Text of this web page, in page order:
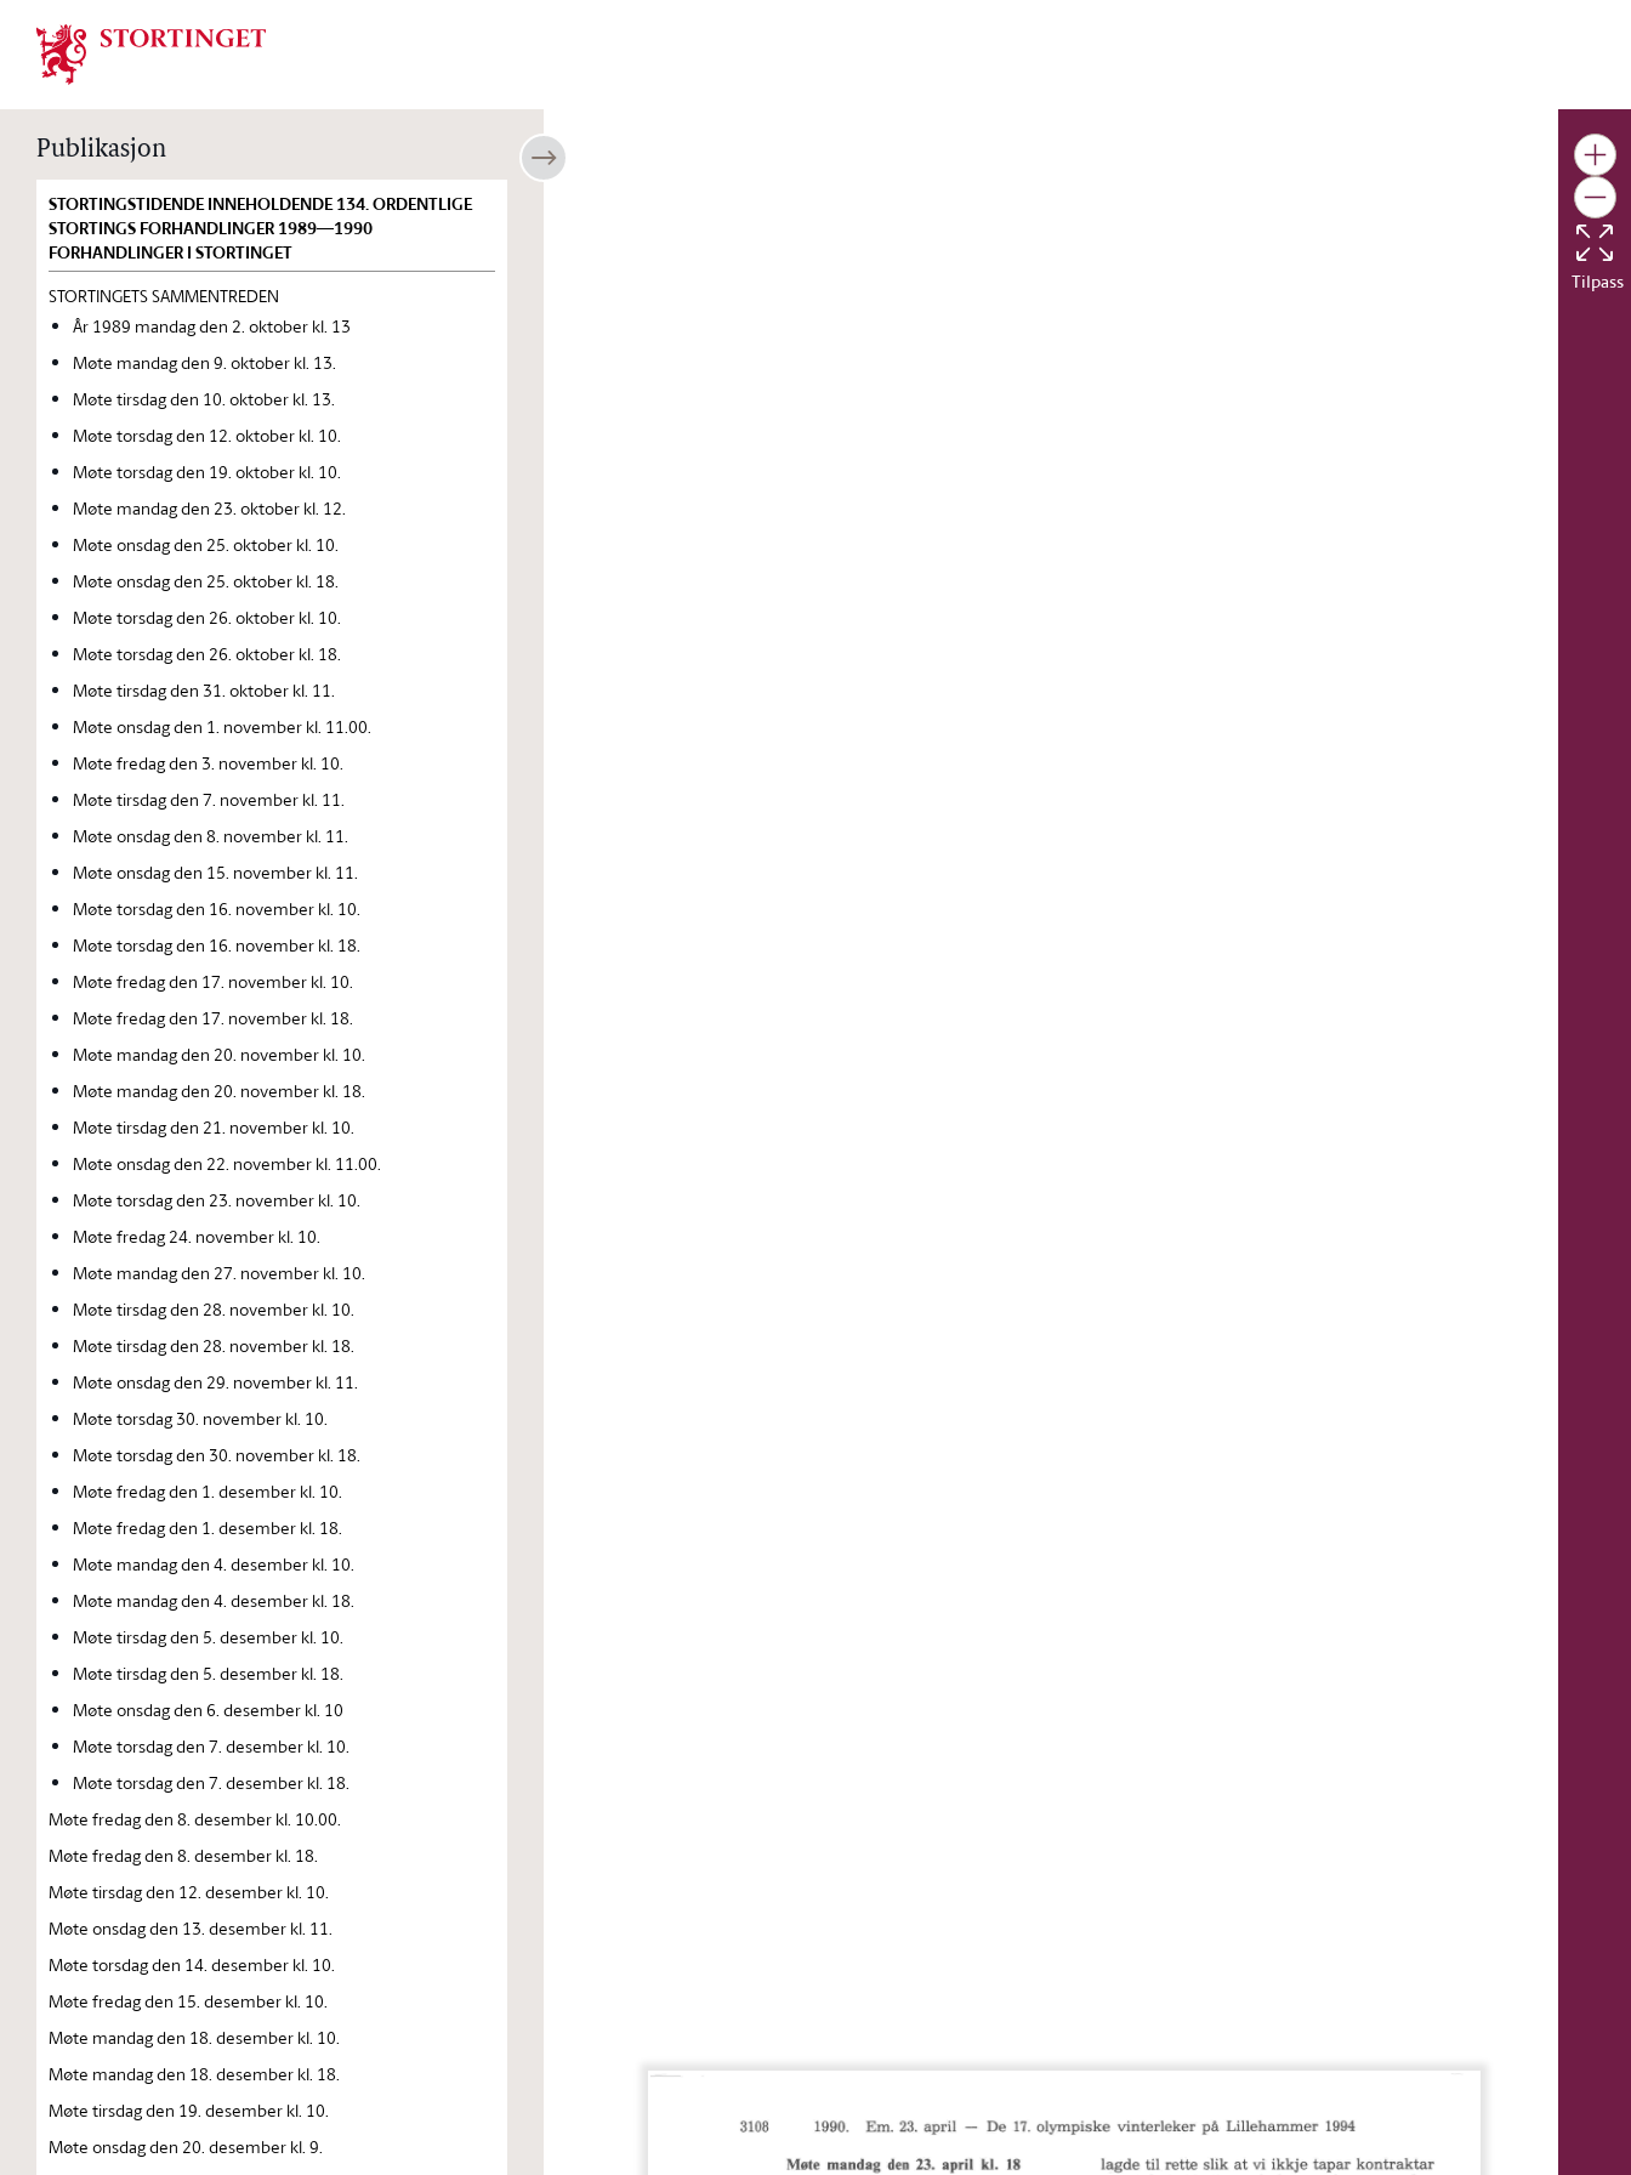
Stortinget.no
Publikasjon
STORTINGSTIDENDE INNEHOLDENDE 134. ORDENTLIGE
STORTINGS FORHANDLINGER 1989—1990
FORHANDLINGER I STORTINGET
STORTINGETS SAMMENTREDEN
År 1989 mandag den 2. oktober kl. 13
Møte mandag den 9. oktober kl. 13.
Møte tirsdag den 10. oktober kl. 13.
Møte torsdag den 12. oktober kl. 10.
Møte torsdag den 19. oktober kl. 10.
Møte mandag den 23. oktober kl. 12.
Møte onsdag den 25. oktober kl. 10.
Møte onsdag den 25. oktober kl. 18.
Møte torsdag den 26. oktober kl. 10.
Møte torsdag den 26. oktober kl. 18.
Møte tirsdag den 31. oktober kl. 11.
Møte onsdag den 1. november kl. 11.00.
Møte fredag den 3. november kl. 10.
Møte tirsdag den 7. november kl. 11.
Møte onsdag den 8. november kl. 11.
Møte onsdag den 15. november kl. 11.
Møte torsdag den 16. november kl. 10.
Møte torsdag den 16. november kl. 18.
Møte fredag den 17. november kl. 10.
Møte fredag den 17. november kl. 18.
Møte mandag den 20. november kl. 10.
Møte mandag den 20. november kl. 18.
Møte tirsdag den 21. november kl. 10.
Møte onsdag den 22. november kl. 11.00.
Møte torsdag den 23. november kl. 10.
Møte fredag 24. november kl. 10.
Møte mandag den 27. november kl. 10.
Møte tirsdag den 28. november kl. 10.
Møte tirsdag den 28. november kl. 18.
Møte onsdag den 29. november kl. 11.
Møte torsdag 30. november kl. 10.
Møte torsdag den 30. november kl. 18.
Møte fredag den 1. desember kl. 10.
Møte fredag den 1. desember kl. 18.
Møte mandag den 4. desember kl. 10.
Møte mandag den 4. desember kl. 18.
Møte tirsdag den 5. desember kl. 10.
Møte tirsdag den 5. desember kl. 18.
Møte onsdag den 6. desember kl. 10
Møte torsdag den 7. desember kl. 10.
Møte torsdag den 7. desember kl. 18.
Møte fredag den 8. desember kl. 10.00.
Møte fredag den 8. desember kl. 18.
Møte tirsdag den 12. desember kl. 10.
Møte onsdag den 13. desember kl. 11.
Møte torsdag den 14. desember kl. 10.
Møte fredag den 15. desember kl. 10.
Møte mandag den 18. desember kl. 10.
Møte mandag den 18. desember kl. 18.
Møte tirsdag den 19. desember kl. 10.
Møte onsdag den 20. desember kl. 9.